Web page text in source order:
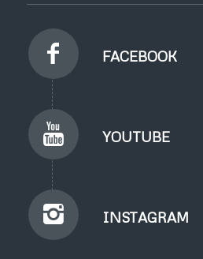
FACEBOOK
YOUTUBE
INSTAGRAM